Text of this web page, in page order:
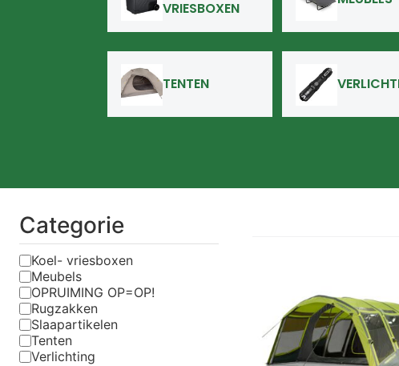
VRIESBOXEN
TENTEN
Categorie
Koel- vriesboxen
Meubels
OPRUIMING OP=OP!
Rugzakken
Slaapartikelen
Tenten
Verlichting